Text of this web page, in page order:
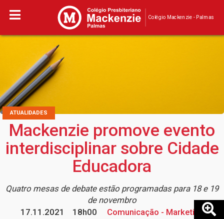
Colégio Mackenzie - Palmas
ATUALIDADES
Mackenzie promove evento
interdisciplinar sobre Cidade
Educadora
Quatro mesas de debate estão programadas para 18 e 19
de novembro
17.11.2021
18h00
Comunicação - Marketing